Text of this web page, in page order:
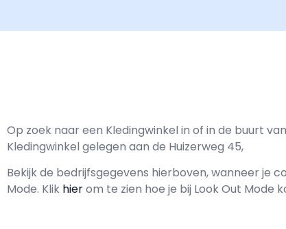
Op zoek naar een Kledingwinkel in of in de buurt
Kledingwinkel gelegen aan de Huizerweg 45,
Bekijk de bedrijfsgegevens hierboven, wanneer je
Mode. Klik hierom te zien hoe je bij Look Out Mode